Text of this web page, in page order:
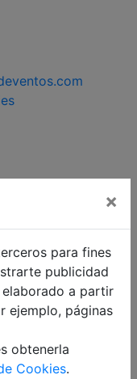
×
para fines
publicidad
a partir
ejemplo, páginas
obtenerla
Cookies.